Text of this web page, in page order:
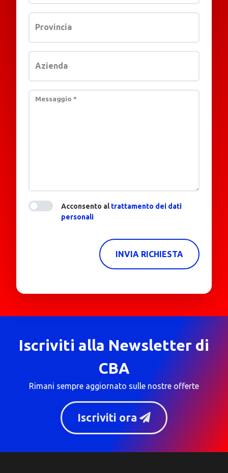
Provincia
Azienda
Messaggio *
Acconsento altrattamento dei dati
personali
INVIA RICHIESTA
Iscriviti alla Newsletter di
CBA
Rimani sempre aggiornato sulle nostre offerte
Iscriviti ora